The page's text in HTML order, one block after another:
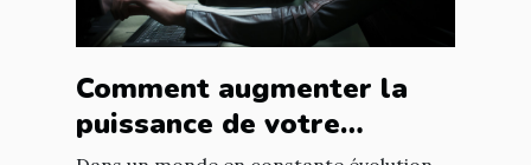
Comment augmenter la
puissance de votre